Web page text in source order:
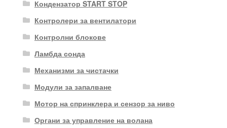
Кондензатор START STOP
Контролери за вентилатори
Контролни блокове
Ламбда сонда
Механизми за чистачки
Модули за запалване
Мотор на спринклера и сензор за ниво
Органи за управление на волана